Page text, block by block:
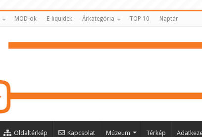
MOD-ok E-liquidek Árkategória TOP 10 Naptár
Oldaltérkép Kapcsolat Múzeum Térkép